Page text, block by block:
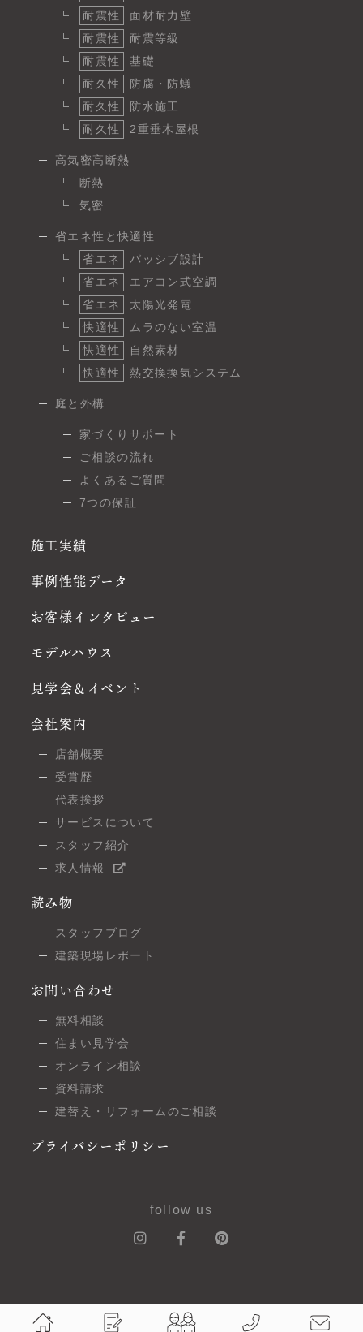
耐震性
面材耐力壁
耐震性
耐震等級
耐震性
基礎
耐久性
防腐・防蟻
耐久性
防水施工
耐久性
2重垂木屋根
高気密高断熱
断熱
気密
省エネ性と快適性
省エネ
パッシブ設計
省エネ
エアコン式空調
省エネ
太陽光発電
快適性
ムラのない室温
快適性
自然素材
快適性
熱交換換気システム
庭と外構
家づくりサポート
ご相談の流れ
よくあるご質問
7つの保証
施工実績
事例性能データ
お客様インタビュー
モデルハウス
見学会＆イベント
会社案内
店舗概要
受賞歴
代表挨拶
サービスについて
スタッフ紹介
求人情報
読み物
スタッフブログ
建築現場レポート
お問い合わせ
無料相談
住まい見学会
オンライン相談
資料請求
建替え・リフォームのご相談
プライバシーポリシー
follow us